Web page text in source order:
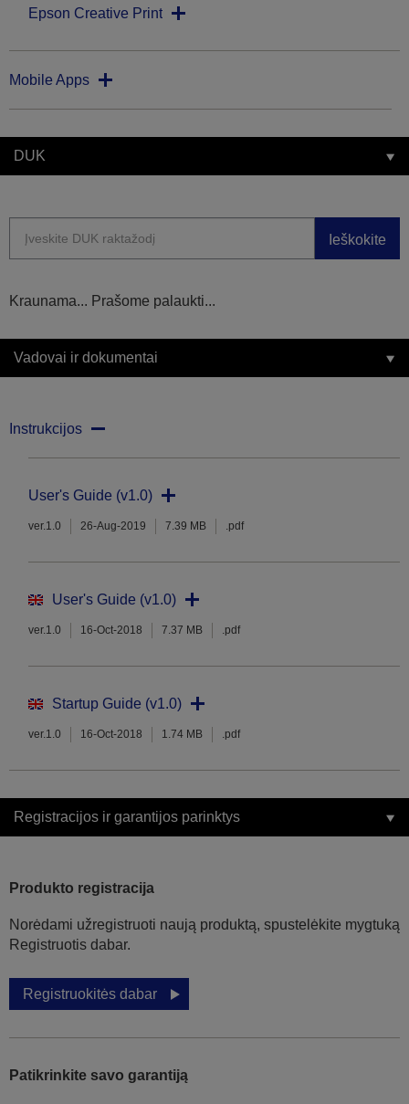
Epson Creative Print
Mobile Apps
DUK
Ieškokite
Kraunama... Prašome palaukti...
Vadovai ir dokumentai
Instrukcijos
User's Guide (v1.0)
ver.1.0 26-Aug-2019 7.39 MB .pdf
User's Guide (v1.0)
ver.1.0 16-Oct-2018 7.37 MB .pdf
Startup Guide (v1.0)
ver.1.0 16-Oct-2018 1.74 MB .pdf
Registracijos ir garantijos parinktys
Produkto registracija
Norėdami užregistruoti naują produktą, spustelėkite mygtuką
Registruotis dabar.
Registruokitės dabar
Patikrinkite savo garantiją